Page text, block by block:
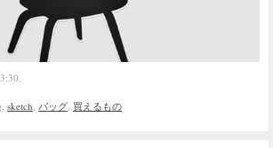
, sketch, バッグ, 買えるもの